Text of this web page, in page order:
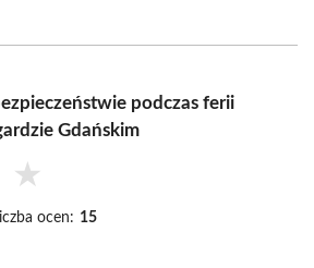
podczas ferii
Gdańskim
★
ocen: 15